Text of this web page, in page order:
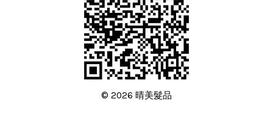
© 2026 晴美髮品